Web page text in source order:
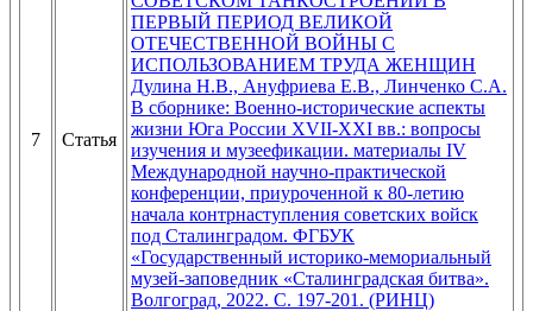
7 Статья
ПЕРВЫЙ ПЕРИОД ВЕЛИКОЙ
ОТЕЧЕСТВЕННОЙ ВОЙНЫ С
ИСПОЛЬЗОВАНИЕМ ТРУДА ЖЕНЩИН
Дулина Н.В., Ануфриева Е.В., Линченко С.А.
В сборнике: Военно-исторические аспекты
жизни Юга России XVII-XXI вв.: вопросы
изучения и музеефикации. материалы IV
Международной научно-практической
конференции, приуроченной к 80-летию
начала контрнаступления советских войск
под Сталинградом. ФГБУК
«Государственный историко-мемориальный
музей-заповедник «Сталинградская битва».
Волгоград, 2022. С. 197-201. (РИНЦ)